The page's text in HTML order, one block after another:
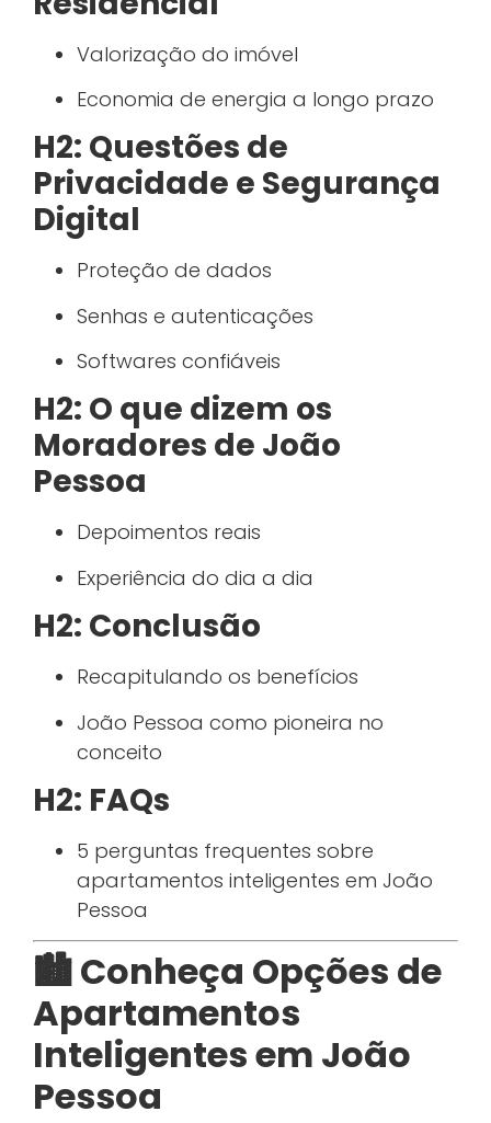
Valorização do imóvel
Economia de energia a longo prazo
H2: Questões de
Privacidade e Segurança
Digital
Proteção de dados
Senhas e autenticações
Softwares confiáveis
H2: O que dizem os
Moradores de João
Pessoa
Depoimentos reais
Experiência do dia a dia
H2: Conclusão
Recapitulando os benefícios
João Pessoa como pioneira no
conceito
H2: FAQs
5 perguntas frequentes sobre
apartamentos inteligentes em João
Pessoa
🏙️ Conheça Opções de
Apartamentos
Inteligentes em João
Pessoa